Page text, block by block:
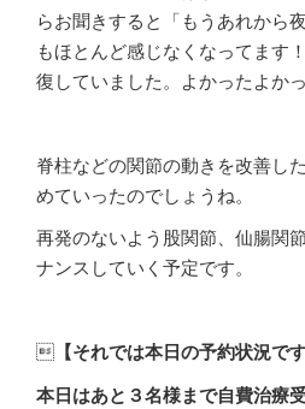
らお聞きすると「もうあれから
もほとんど感じなくなってます
復していました。よかったよかっ
脊柱などの関節の動きを改善し
めていったのでしょうね。
再発のないよう股関節、仙腸関
ナンスしていく予定です。
 【それでは本日の予約状況です
本日はあと３名様まで自費治療